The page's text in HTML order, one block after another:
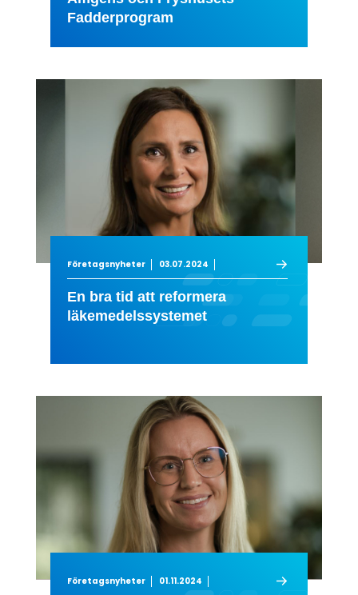
Fadderprogram
Företagsnyheter 03.07.2024
En bra tid att reformera
läkemedelssystemet
Företagsnyheter 01.11.2024